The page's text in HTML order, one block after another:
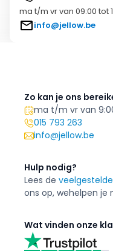
ma t/m vr van 09:00 tot
info@jellow.be
Zo kan je ons
ma t/m vr van
015 793 263
info@jellow.be
Hulp nodig?
Lees de
ons op, wehelpen je
Wat vinden onze